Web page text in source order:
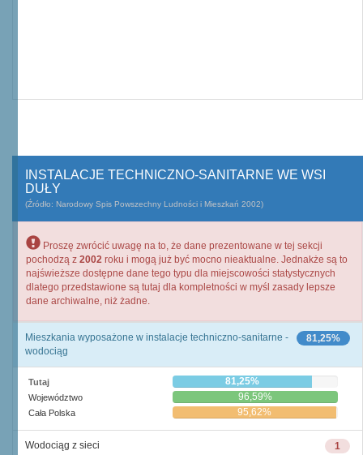
INSTALACJE TECHNICZNO-SANITARNE WE WSI
DUŁY
(Źródło: Narodowy Spis Powszechny Ludności i Mieszkań 2002)
Proszę zwrócić uwagę na to, że dane prezentowane w tej sekcji
pochodzą z 2002 roku i mogą już być mocno nieaktualne. Jednakże są to
najświeższe dostępne dane tego typu dla miejscowości statystycznych
dlatego przedstawione są tutaj dla kompletności w myśl zasady lepsze
dane archiwalne, niż żadne.
81,25%
Mieszkania wyposażone w instalacje techniczno-sanitarne -
wodociąg
Tutaj 81,25%
Województwo 96,59%
Cała Polska 95,62%
1
Wodociąg z sieci